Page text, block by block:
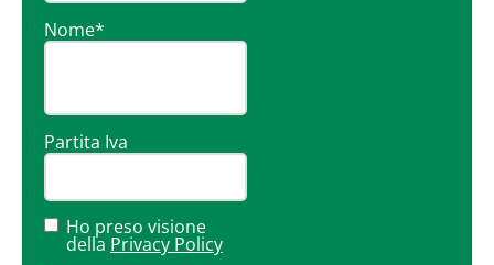
Nome*
Partita Iva
Ho preso visione
della Privacy Policy